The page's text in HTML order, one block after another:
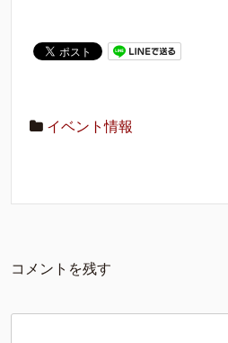
イベント情報
コメントを残す